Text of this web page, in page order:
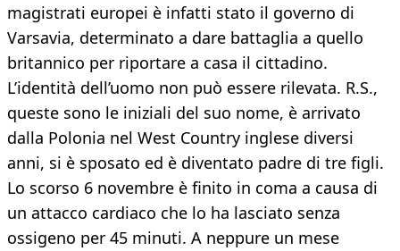
magistrati europei è infatti stato il governo di
Varsavia, determinato a dare battaglia a quello
britannico per riportare a casa il cittadino.
L’identità dell’uomo non può essere rilevata. R.S.,
queste sono le iniziali del suo nome, è arrivato
dalla Polonia nel West Country inglese diversi
anni, si è sposato ed è diventato padre di tre figli.
Lo scorso 6 novembre è finito in coma a causa di
un attacco cardiaco che lo ha lasciato senza
ossigeno per 45 minuti. A neppure un mese